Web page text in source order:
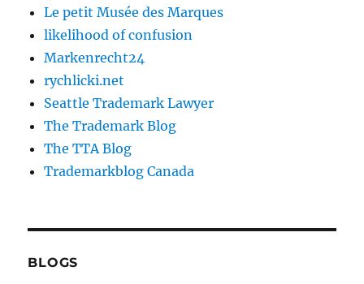
Le petit Musée des Marques
likelihood of confusion
Markenrecht24
rychlicki.net
Seattle Trademark Lawyer
The Trademark Blog
The TTA Blog
Trademarkblog Canada
BLOGS